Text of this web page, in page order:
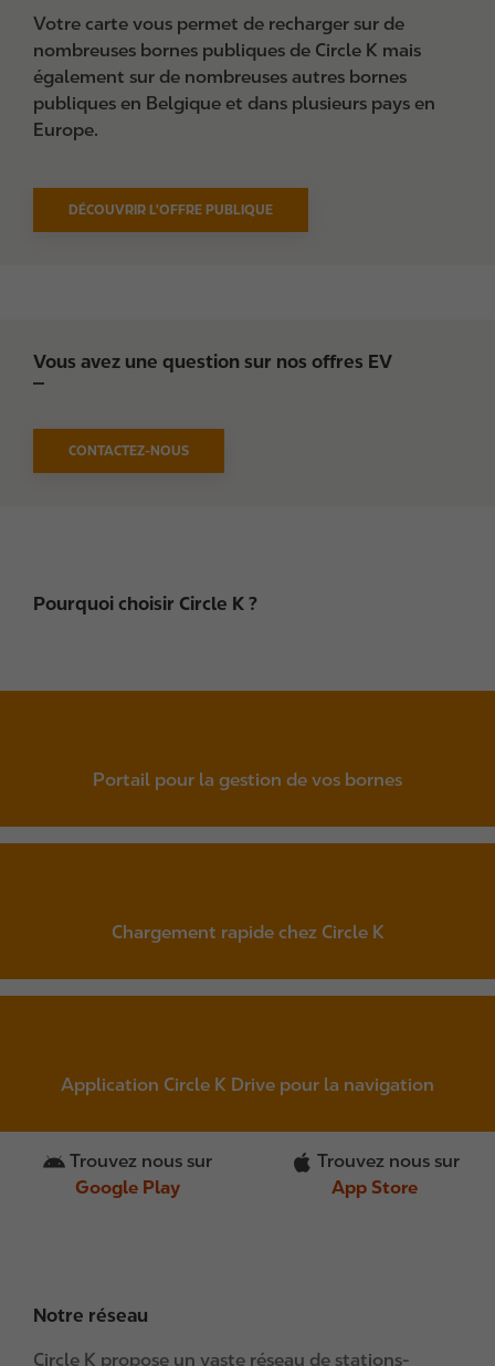
Votre carte vous permet de recharger sur de
nombreuses bornes publiques de Circle K mais
également sur de nombreuses autres bornes
publiques en Belgique et dans plusieurs pays en
Europe.
DÉCOUVRIR L'OFFRE PUBLIQUE
Vous avez une question sur nos offres EV
CONTACTEZ-NOUS
Pourquoi choisir Circle K ?
Portail pour la gestion de vos bornes
Chargement rapide chez Circle K
Application Circle K Drive pour la navigation
Trouvez nous sur
Google Play
Trouvez nous sur
App Store
Notre réseau
Circle K propose un vaste réseau de stations-